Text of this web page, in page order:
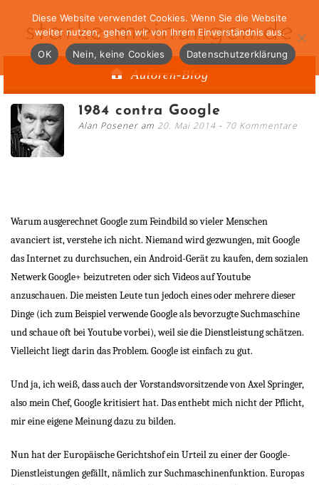
starke-meinungen.de
Autoren-Blog
1984 contra Google
Alan Posener am 20. Mai 2014 70 Kommentare
Warum ausgerechnet Google zum Feindbild so vieler Menschen
avanciert ist, verstehe ich nicht. Niemand wird gezwungen, mit Google
das Internet zu durchsuchen, ein Android-Gerät zu kaufen, dem sozialen
Netwerk Google+ beizutreten oder sich Videos auf Youtube
anzuschauen. Die meisten Leute tun jedoch eines oder mehrere dieser
Dinge (ich zum Beispiel verwende Google als bevorzugte Suchmaschine
und schaue oft bei Youtube vorbei), weil sie die Dienstleistung schätzen.
Vielleicht liegt darin das Problem. Google ist einfach zu gut.
Und ja, ich weiß, dass auch der Vorstandsvorsitzende von Axel Springer,
also mein Chef, Google kritisiert hat. Das enthebt mich nicht der Pflicht,
mir eine eigene Meinung dazu zu bilden.
Nun hat der Europäische Gerichtshof ein Urteil zu einer der Google-
Dienstleistungen gefällt, nämlich zur Suchmaschinenfunktion. Europas
Diese Website verwendet Cookies. Wenn Sie die Website
weiter nutzen, gehen wir von Ihrem Einverständnis aus.
OK
Nein, keine Cookies Datenschutzerklärung